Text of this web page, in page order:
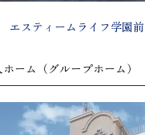
エスティームライフ学園前
ーム（グループホーム）